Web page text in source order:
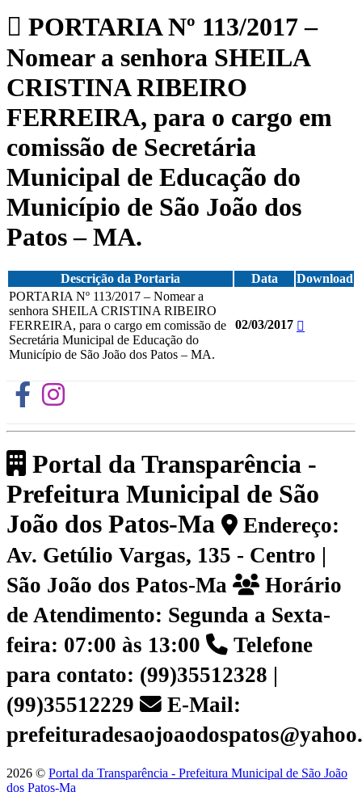
PORTARIA Nº 113/2017 –
Nomear a senhora SHEILA
CRISTINA RIBEIRO
FERREIRA, para o cargo em
comissão de Secretária
Municipal de Educação do
Município de São João dos
Patos – MA.
Descrição da Portaria Data
Download
PORTARIA Nº 113/2017 – Nomear a
senhora SHEILA CRISTINA RIBEIRO
FERREIRA, para o cargo em comissão de
Secretária Municipal de Educação do
Município de São João dos Patos – MA.
02/03/2017
Portal da Transparência -
Prefeitura Municipal de São
João dos Patos-Ma
Endereço:
Av. Getúlio Vargas, 135 - Centro |
São João dos Patos-Ma
Horário
de Atendimento: Segunda a Sexta-
feira: 07:00 às 13:00
Telefone
para contato: (99)35512328 |
(99)35512229
E-Mail:
2026 © Portal da Transparência - Prefeitura Municipal de São João
dos Patos-Ma